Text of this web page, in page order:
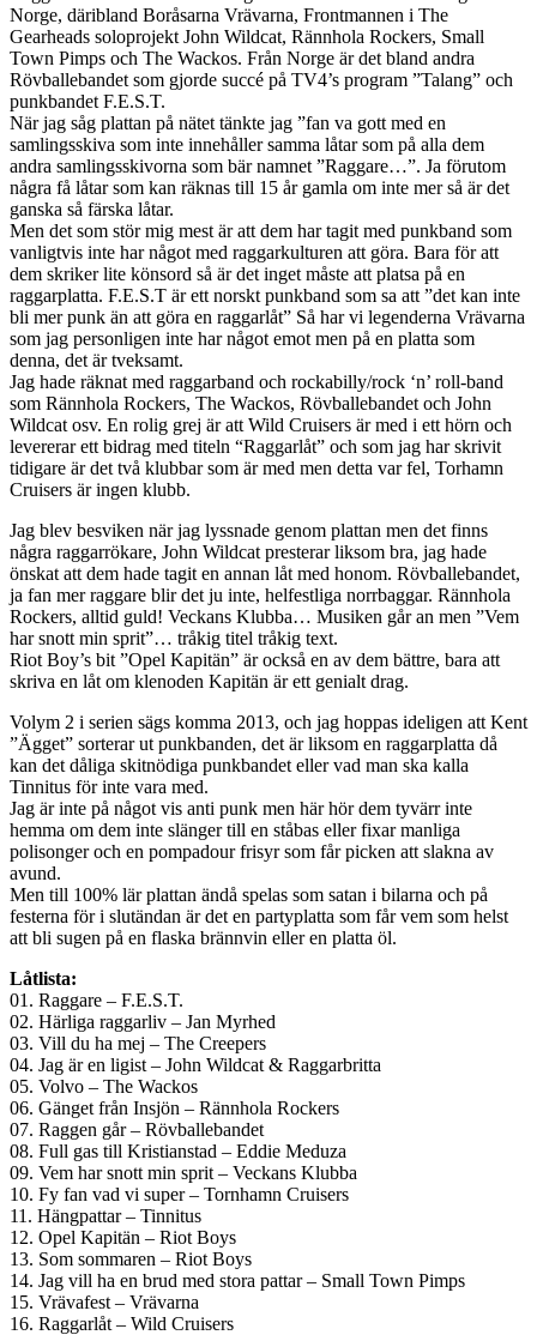
Norge, däribland Boråsarna Vrävarna, Frontmannen i The
Gearheads soloprojekt John Wildcat, Rännhola Rockers, Small
Town Pimps och The Wackos. Från Norge är det bland andra
Rövballebandet som gjorde succé på TV4’s program ”Talang” och
punkbandet F.E.S.T.
När jag såg plattan på nätet tänkte jag ”fan va gott med en
samlingsskiva som inte innehåller samma låtar som på alla dem
andra samlingsskivorna som bär namnet ”Raggare…”. Ja förutom
några få låtar som kan räknas till 15 år gamla om inte mer så är det
ganska så färska låtar.
Men det som stör mig mest är att dem har tagit med punkband som
vanligtvis inte har något med raggarkulturen att göra. Bara för att
dem skriker lite könsord så är det inget måste att platsa på en
raggarplatta. F.E.S.T är ett norskt punkband som sa att ”det kan inte
bli mer punk än att göra en raggarlåt” Så har vi legenderna Vrävarna
som jag personligen inte har något emot men på en platta som
denna, det är tveksamt.
Jag hade räknat med raggarband och rockabilly/rock ‘n’ roll-band
som Rännhola Rockers, The Wackos, Rövballebandet och John
Wildcat osv. En rolig grej är att Wild Cruisers är med i ett hörn och
levererar ett bidrag med titeln “Raggarlåt” och som jag har skrivit
tidigare är det två klubbar som är med men detta var fel, Torhamn
Cruisers är ingen klubb.
Jag blev besviken när jag lyssnade genom plattan men det finns
några raggarrökare, John Wildcat presterar liksom bra, jag hade
önskat att dem hade tagit en annan låt med honom. Rövballebandet,
ja fan mer raggare blir det ju inte, helfestliga norrbaggar. Rännhola
Rockers, alltid guld! Veckans Klubba… Musiken går an men ”Vem
har snott min sprit”… tråkig titel tråkig text.
Riot Boy’s bit ”Opel Kapitän” är också en av dem bättre, bara att
skriva en låt om klenoden Kapitän är ett genialt drag.
Volym 2 i serien sägs komma 2013, och jag hoppas ideligen att Kent
”Ägget” sorterar ut punkbanden, det är liksom en raggarplatta då
kan det dåliga skitnödiga punkbandet eller vad man ska kalla
Tinnitus för inte vara med.
Jag är inte på något vis anti punk men här hör dem tyvärr inte
hemma om dem inte slänger till en ståbas eller fixar manliga
polisonger och en pompadour frisyr som får picken att slakna av
avund.
Men till 100% lär plattan ändå spelas som satan i bilarna och på
festerna för i slutändan är det en partyplatta som får vem som helst
att bli sugen på en flaska brännvin eller en platta öl.
Låtlista:
01. Raggare – F.E.S.T.
02. Härliga raggarliv – Jan Myrhed
03. Vill du ha mej – The Creepers
04. Jag är en ligist – John Wildcat & Raggarbritta
05. Volvo – The Wackos
06. Gänget från Insjön – Rännhola Rockers
07. Raggen går – Rövballebandet
08. Full gas till Kristianstad – Eddie Meduza
09. Vem har snott min sprit – Veckans Klubba
10. Fy fan vad vi super – Tornhamn Cruisers
11. Hängpattar – Tinnitus
12. Opel Kapitän – Riot Boys
13. Som sommaren – Riot Boys
14. Jag vill ha en brud med stora pattar – Small Town Pimps
15. Vrävafest – Vrävarna
16. Raggarlåt – Wild Cruisers